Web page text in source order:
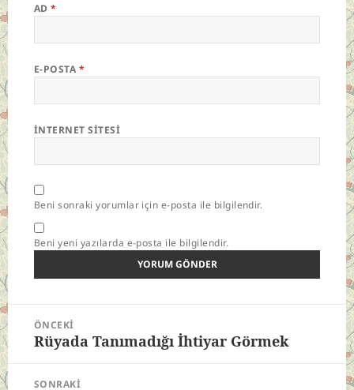
AD*
E-POSTA *
İNTERNET SITESI
Beni sonraki yorumlar için e-posta ile bilgilendir.
Beni yeni yazılarda e-posta ile bilgilendir.
Yazı
gezinmesi
ÖNCEKI
Önceki
Rüyada Tanımadığı İhtiyar Görmek
SONRAKI